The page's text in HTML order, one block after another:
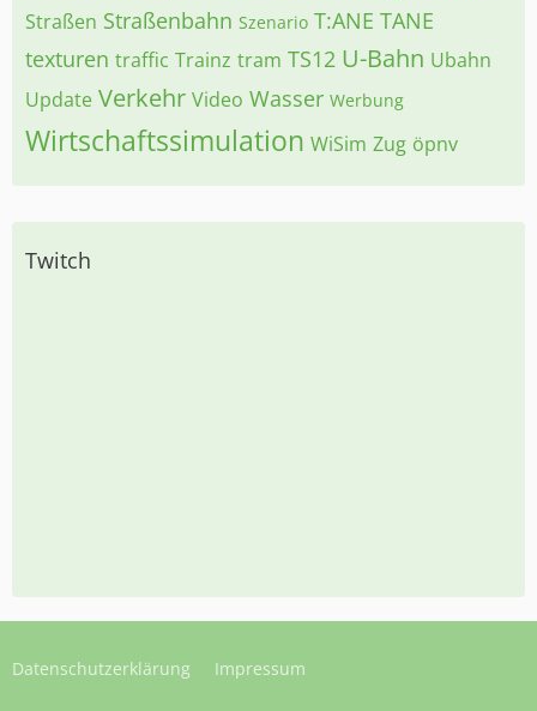
Straßen Straßenbahn Szenario T:ANE TANE
texturen traffic Trainz tram TS12 U-Bahn Ubahn
Update Verkehr Video Wasser Werbung
Wirtschaftssimulation WiSim Zug öpnv
Twitch
Datenschutzerklärung Impressum